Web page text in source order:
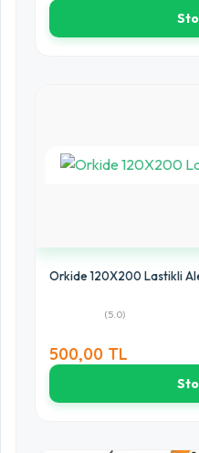
Orkide 120X200 Lastikli
(5.0)
500,00 TL